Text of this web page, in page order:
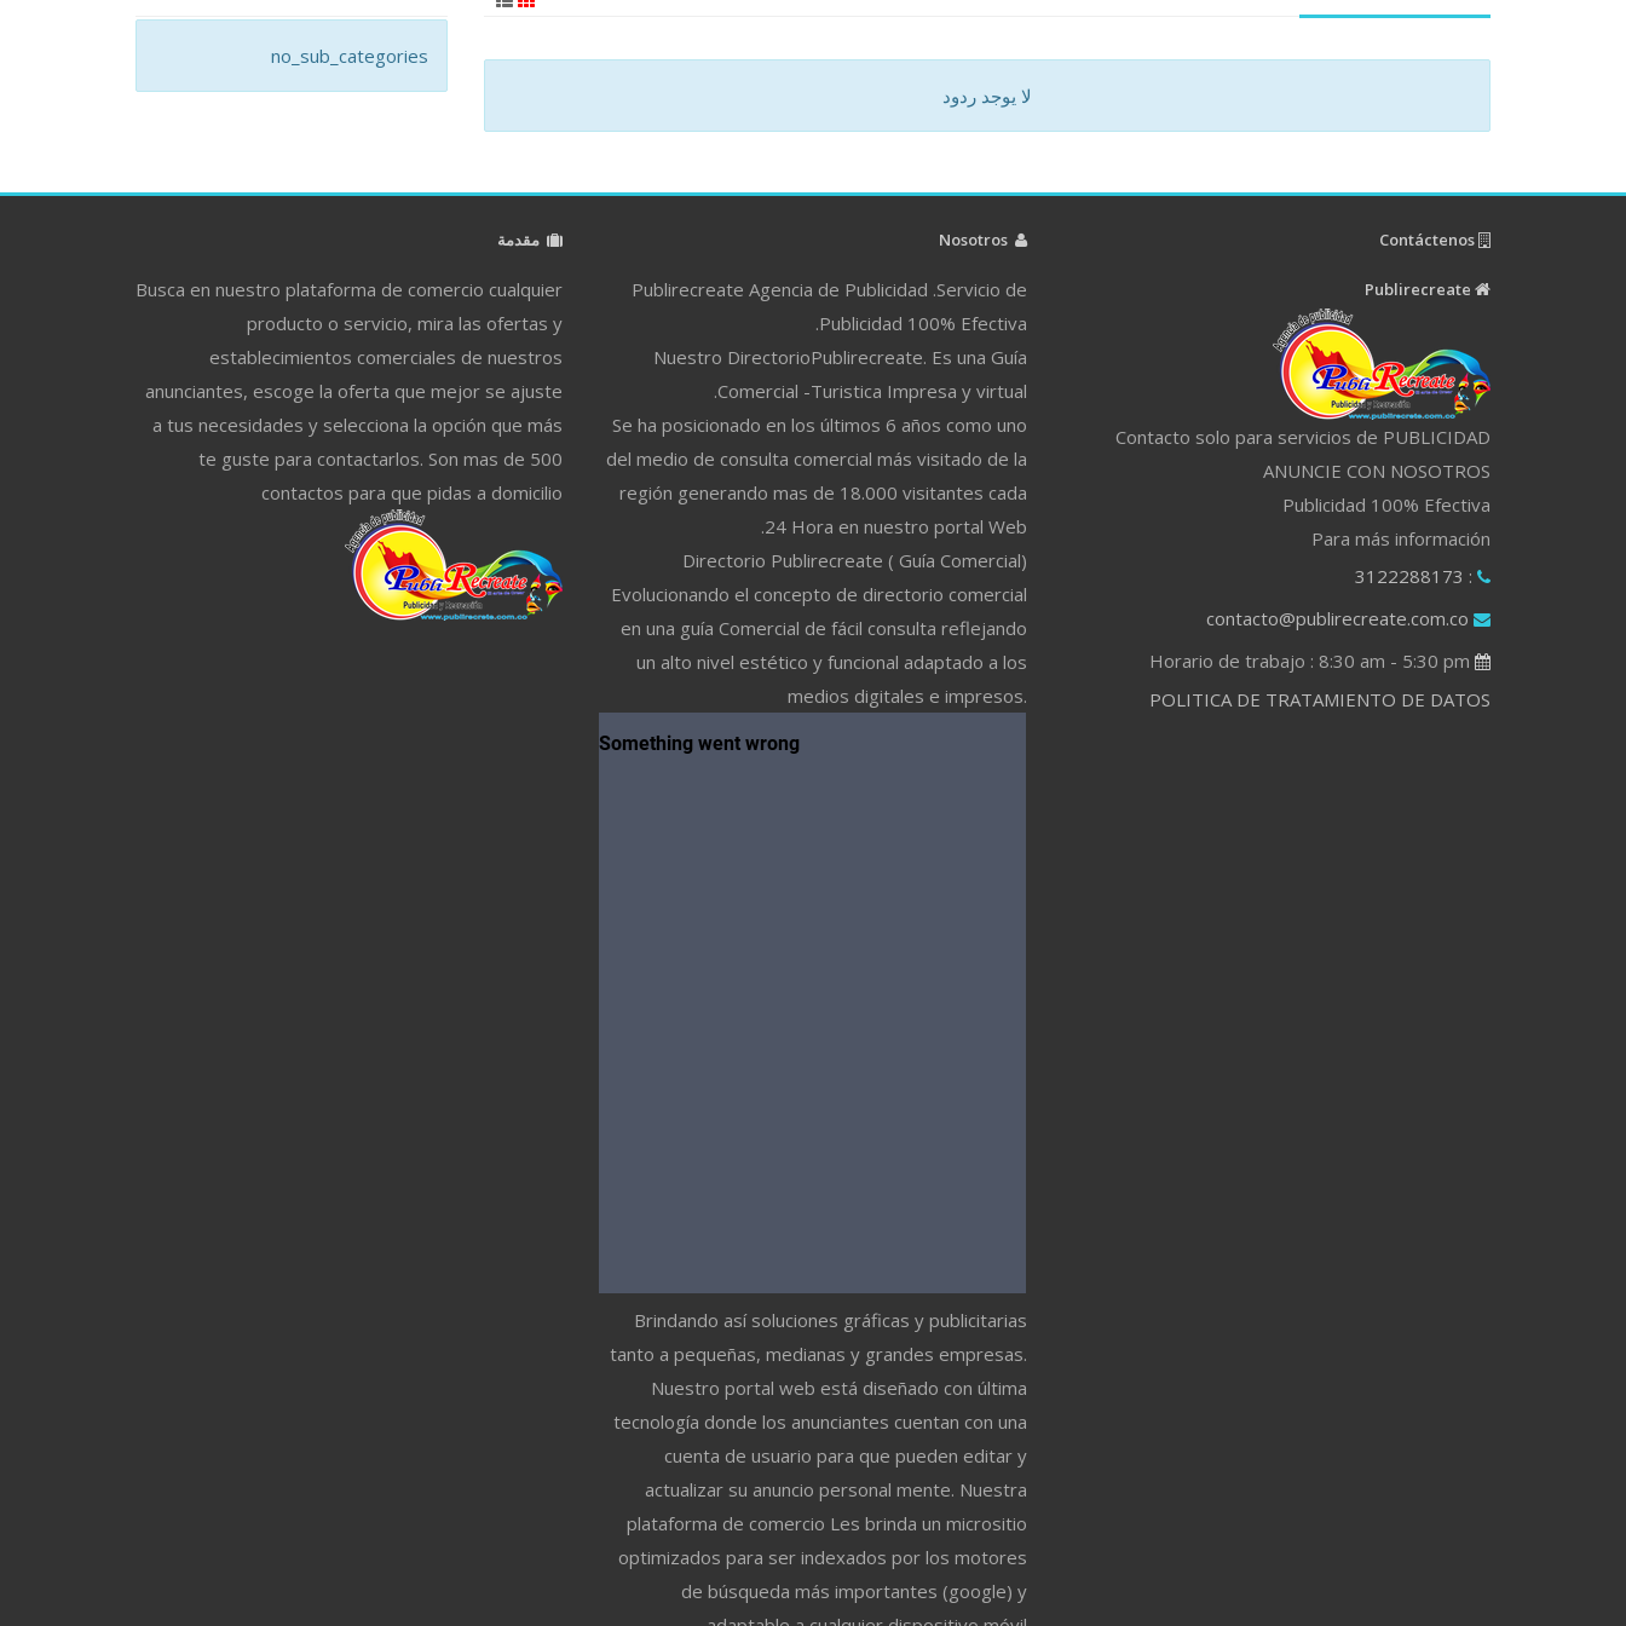
لا يوجد ردود
no_sub_categories
Contacto solo para servicios de PUBLICIDAD
ANUNCIE CON NOSOTROS
Publicidad 100% Efectiva
Para más información
: 3122288173
contacto@publirecreate.com.co
POLITICA DE TRATAMIENTO DE DATOS
Nosotros
Publirecreate Agencia de Publicidad .Servicio de
Publicidad 100% Efectiva.
Nuestro DirectorioPublirecreate. Es una Guía
Comercial -Turistica Impresa y virtual.
Se ha posicionado en los últimos 6 años como uno
del medio de consulta comercial más visitado de la
región generando mas de 18.000 visitantes cada
24 Hora en nuestro portal Web.
Directorio Publirecreate ( Guía Comercial)
Evolucionando el concepto de directorio comercial
en una guía Comercial de fácil consulta reflejando
un alto nivel estético y funcional adaptado a los
medios digitales e impresos.
Brindando así soluciones gráficas y publicitarias
tanto a pequeñas, medianas y grandes empresas.
Nuestro portal web está diseñado con última
tecnología donde los anunciantes cuentan con una
cuenta de usuario para que pueden editar y
actualizar su anuncio personal mente. Nuestra
plataforma de comercio Les brinda un micrositio
optimizados para ser indexados por los motores
de búsqueda más importantes (google) y
مقدمة
Busca en nuestro plataforma de comercio cualquier
producto o servicio, mira las ofertas y
establecimientos comerciales de nuestros
anunciantes, escoge la oferta que mejor se ajuste
a tus necesidades y selecciona la opción que más
te guste para contactarlos. Son mas de 500
contactos para que pidas a domicilio